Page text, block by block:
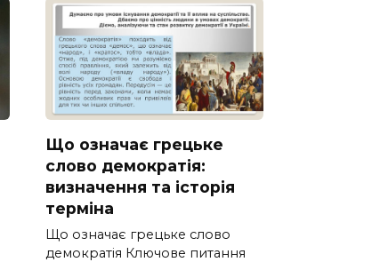
Що означає грецьке
слово демократія:
визначення та історія
терміна
Що означає грецьке слово
демократія Ключове питання